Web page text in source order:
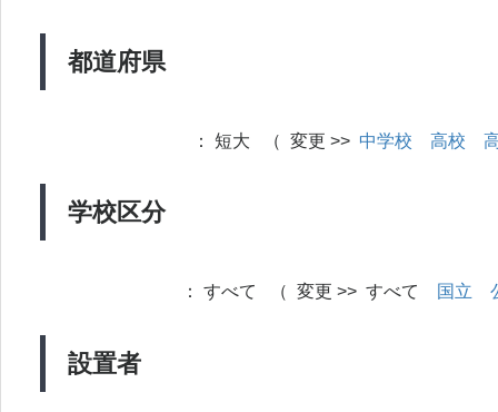
都道府県
学校区分
： 短大 （ 変更 >> 中学校 高校
設置者
： すべて （ 変更 >> すべて 国立